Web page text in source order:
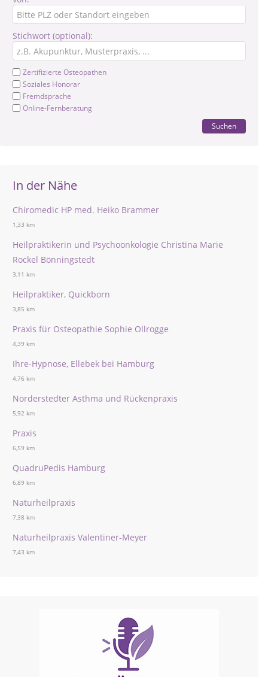
Stichwort (optional):
Zertifizierte Osteopathen
Soziales Honorar
Fremdsprache
Online-Fernberatung
Suchen
In der Nähe
Chiromedic HP med. Heiko Brammer
1,33 km
Heilpraktikerin und Psychoonkologie Christina Marie
Rockel Bönningstedt
3,11 km
Heilpraktiker, Quickborn
3,85 km
Praxis für Osteopathie Sophie Ollrogge
4,39 km
Ihre-Hypnose, Ellebek bei Hamburg
4,76 km
Norderstedter Asthma und Rückenpraxis
5,92 km
Praxis
6,59 km
QuadruPedis Hamburg
6,89 km
Naturheilpraxis
7,38 km
Naturheilpraxis Valentiner-Meyer
7,43 km